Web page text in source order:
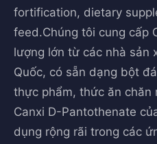
fortification, dietary
feed.Chúng tôi cung cấp
lượng lớn từ các nhà sản
Quốc, có sẵn dạng bột
thực phẩm, thức ăn chăn
Canxi D-Pantothenate
dụng rộng rãi trong các